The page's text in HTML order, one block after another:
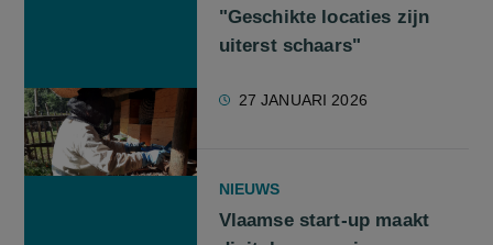
"Geschikte locaties zijn
uiterst schaars"
27 JANUARI 2026
NIEUWS
Vlaamse start-up maakt